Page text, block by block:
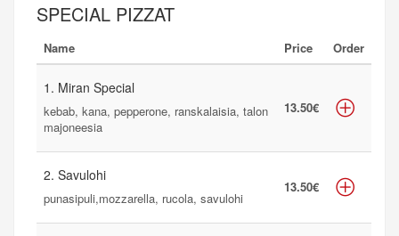
SPECIAL PIZZAT
Name Price Order
1. Miran Special
kebab, kana, pepperone, ranskalaisia, talon
majoneesia
13.50€
2. Savulohi
punasipuli,mozzarella, rucola, savulohi
13.50€